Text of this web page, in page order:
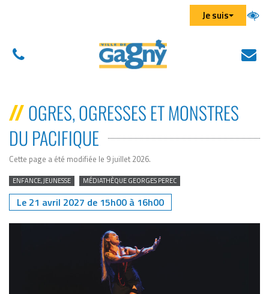
Aller à la recherche
Je suis
01
43
01
OGRES, OGRESSES ET MONSTRES
DU PACIFIQUE
Cette page a été modifiée le 9 juillet 2026.
ENFANCE, JEUNESSE MÉDIATHÈQUE GEORGES PEREC
Le 21 avril 2027 de 15h00 à 16h00